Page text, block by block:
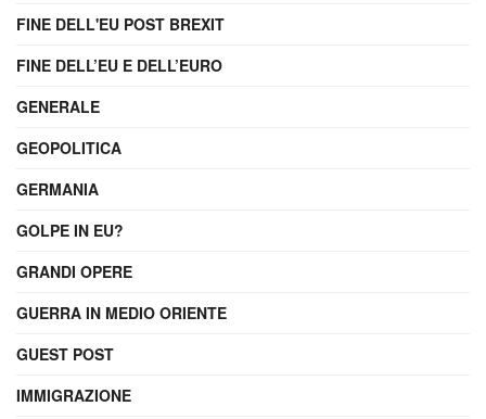
FINE DELL'EU POST BREXIT
FINE DELL’EU E DELL’EURO
GENERALE
GEOPOLITICA
GERMANIA
GOLPE IN EU?
GRANDI OPERE
GUERRA IN MEDIO ORIENTE
GUEST POST
IMMIGRAZIONE